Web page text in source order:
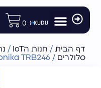
לתוכן
0
דף הבית / חנות הIoT /
סלולרים /
TRB246